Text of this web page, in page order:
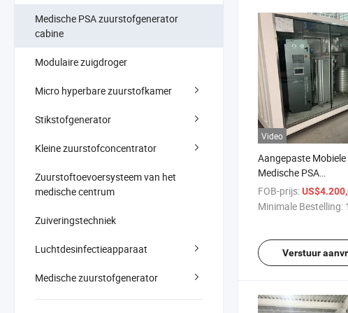
Medische PSA zuurstofgenerator
cabine
Modulaire zuigdroger
Micro hyperbare zuurstofkamer
Stikstofgenerator
Kleine zuurstofconcentrator
Zuurstoftoevoersysteem van het
medische centrum
Zuiveringstechniek
Luchtdesinfectieapparaat
Medische zuurstofgenerator
Video
Aangepaste Mobiele
Medische PSA
FOB-prijs:
Minimale Bestelling:
Verstuur